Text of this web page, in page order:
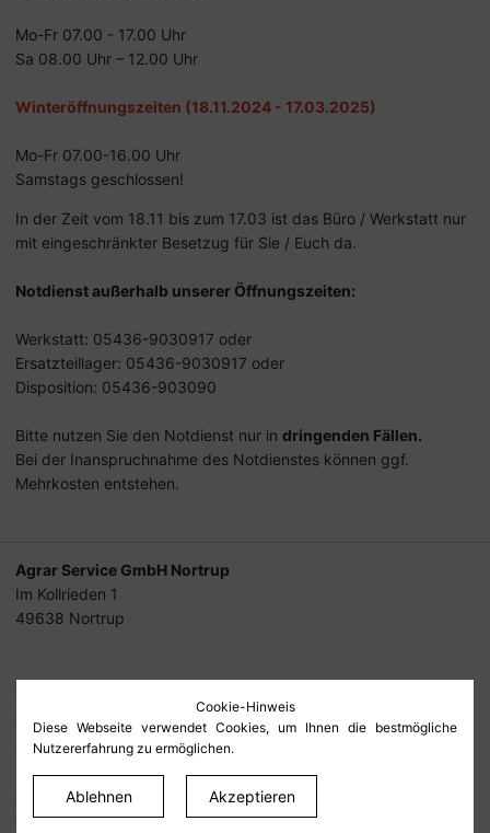
Mo-Fr 07.00 - 17.00 Uhr
Sa 08.00 Uhr – 12.00 Uhr
Winteröffnungszeiten (18.11.2024 - 17.03.2025)
Mo-Fr 07.00-16.00 Uhr
Samstags geschlossen!
In der Zeit vom 18.11 bis zum 17.03 ist das Büro / Werkstatt nur
mit eingeschränkter Besetzug für Sie / Euch da.
Notdienst außerhalb unserer Öffnungszeiten:
Werkstatt: 05436-9030917 oder
Ersatzteillager: 05436-9030917 oder
Disposition: 05436-903090
Bitte nutzen Sie den Notdienst nur in dringenden Fällen.
Bei der Inanspruchnahme des Notdienstes können ggf.
Mehrkosten entstehen.
Agrar Service GmbH Nortrup
Im Kollrieden 1
49638 Nortrup
Tel.
Fax05436-90 30 918
info@lfg-nortrup.de
Datenschutz
Impressum
Cookie-Hinweis
Diese Webseite verwendet Cookies, um Ihnen die bestmögliche
Nutzererfahrung zu ermöglichen.
Ablehnen Akzeptieren